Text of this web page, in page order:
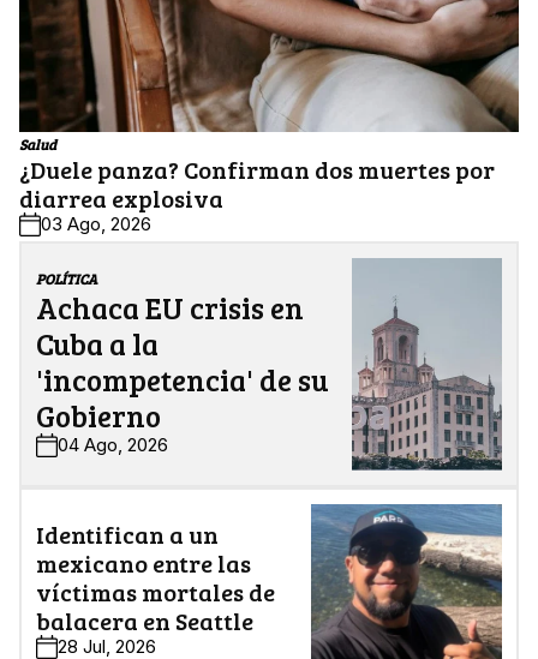
Salud
¿Duele panza? Confirman dos muertes por
diarrea explosiva
03 Ago, 2026
POLÍTICA
Achaca EU crisis en
Cuba a la
'incompetencia' de su
Gobierno
04 Ago, 2026
Identifican a un
mexicano entre las
víctimas mortales de
balacera en Seattle
28 Jul, 2026